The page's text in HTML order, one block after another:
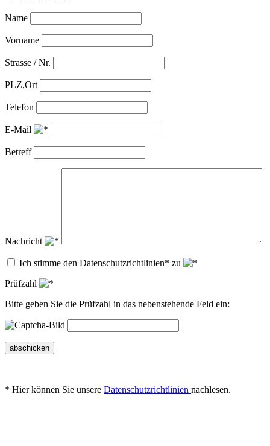
Name
Vorname
Strasse / Nr.
PLZ,Ort
Telefon
E-Mail
Betreff
Nachricht
Ich stimme den Datenschutzrichtlinien* zu
Prüfzahl
Bitte geben Sie die Prüfzahl in das nebenstehende Feld ein:
abschicken
* Hier können Sie unsere Datenschutzrichtlinien nachlesen.